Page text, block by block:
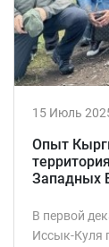
15 Июль
Опыт
Западных
В первой
Иссык-Куля